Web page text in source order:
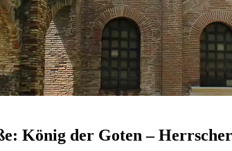
König der Goten –